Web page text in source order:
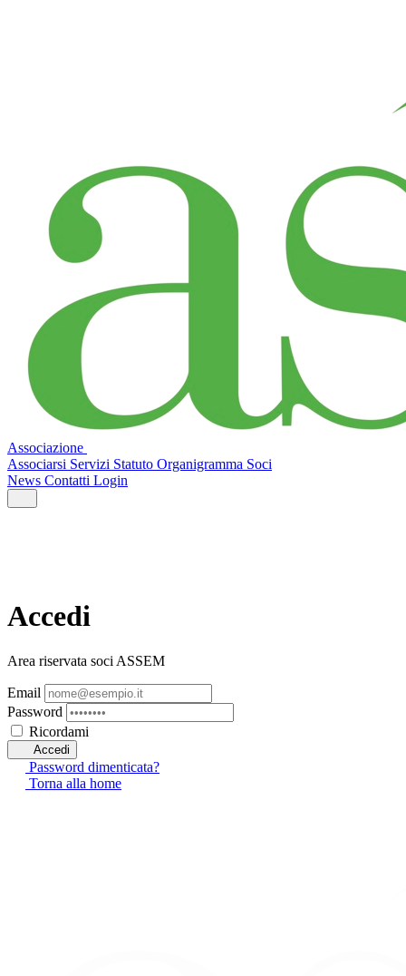
Associazione
Associarsi Servizi Statuto Organigramma Soci
News Contatti Login
Accedi
Area riservata soci ASSEM
Email
Password
Ricordami
Accedi
Password dimenticata?
Torna alla home